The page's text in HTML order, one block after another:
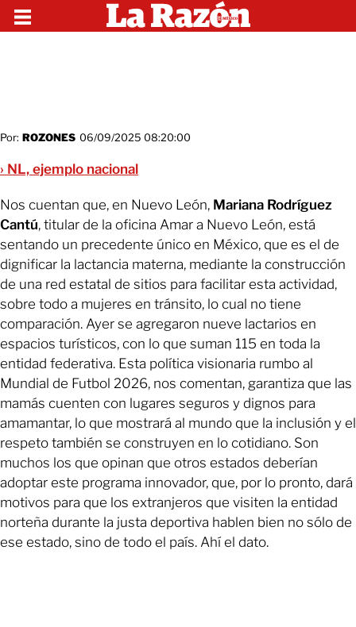
Por: ROZONES 06/09/2025 08:20:00
› NL, ejemplo nacional
Nos cuentan que, en Nuevo León, Mariana Rodríguez
Cantú, titular de la oficina Amar a Nuevo León, está
sentando un precedente único en México, que es el de
dignificar la lactancia materna, mediante la construcción
de una red estatal de sitios para facilitar esta actividad,
sobre todo a mujeres en tránsito, lo cual no tiene
comparación. Ayer se agregaron nueve lactarios en
espacios turísticos, con lo que suman 115 en toda la
entidad federativa. Esta política visionaria rumbo al
Mundial de Futbol 2026, nos comentan, garantiza que las
mamás cuenten con lugares seguros y dignos para
amamantar, lo que mostrará al mundo que la inclusión y el
respeto también se construyen en lo cotidiano. Son
muchos los que opinan que otros estados deberían
adoptar este programa innovador, que, por lo pronto, dará
motivos para que los extranjeros que visiten la entidad
norteña durante la justa deportiva hablen bien no sólo de
ese estado, sino de todo el país. Ahí el dato.